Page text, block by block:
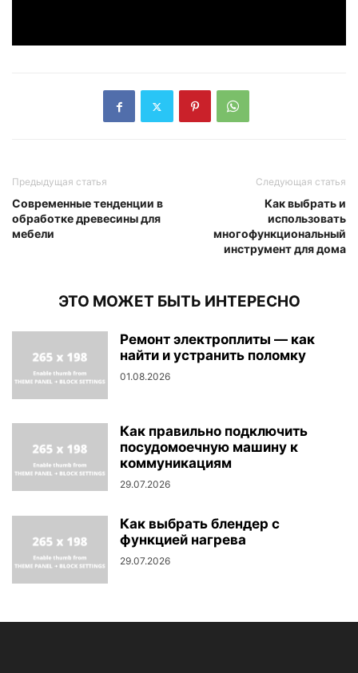
Предыдущая статья
Современные тенденции в
обработке древесины для
мебели
Следующая статья
Как выбрать и
использовать
многофункциональный
инструмент для дома
ЭТО МОЖЕТ БЫТЬ ИНТЕРЕСНО
Ремонт электроплиты — как
найти и устранить поломку
01.08.2026
Как правильно подключить
посудомоечную машину к
коммуникациям
29.07.2026
Как выбрать блендер с
функцией нагрева
29.07.2026